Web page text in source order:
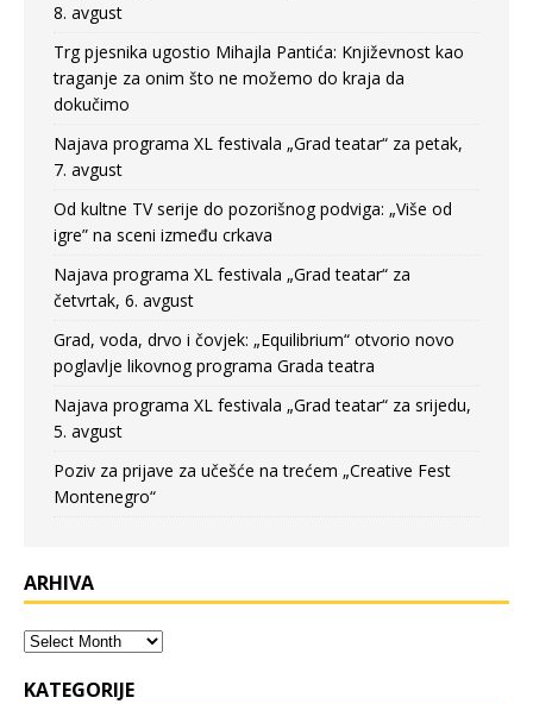
8. avgust
Trg pjesnika ugostio Mihajla Pantića: Književnost kao
traganje za onim što ne možemo do kraja da
dokučimo
Najava programa XL festivala „Grad teatar“ za petak,
7. avgust
Od kultne TV serije do pozorišnog podviga: „Više od
igre” na sceni između crkava
Najava programa XL festivala „Grad teatar“ za
četvrtak, 6. avgust
Grad, voda, drvo i čovjek: „Equilibrium“ otvorio novo
poglavlje likovnog programa Grada teatra
Najava programa XL festivala „Grad teatar“ za srijedu,
5. avgust
Poziv za prijave za učešće na trećem „Creative Fest
Montenegro“
ARHIVA
KATEGORIJE